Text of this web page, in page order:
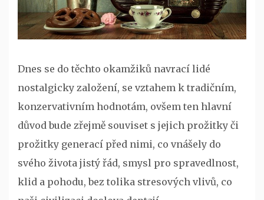
Dnes se do těchto okamžiků navrací lidé
nostalgicky založení, se vztahem k tradičním,
konzervativním hodnotám, ovšem ten hlavní
důvod bude zřejmě souviset s jejich prožitky či
prožitky generací před nimi, co vnášely do
svého života jistý řád, smysl pro spravedlnost,
klid a pohodu, bez tolika stresových vlivů, co